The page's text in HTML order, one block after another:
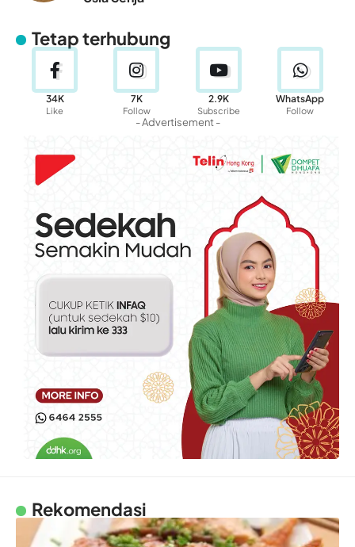
Tetap terhubung
34K
Like
7K
Follow
2.9K
Subscribe
WhatsApp
Follow
- Advertisement -
Rekomendasi